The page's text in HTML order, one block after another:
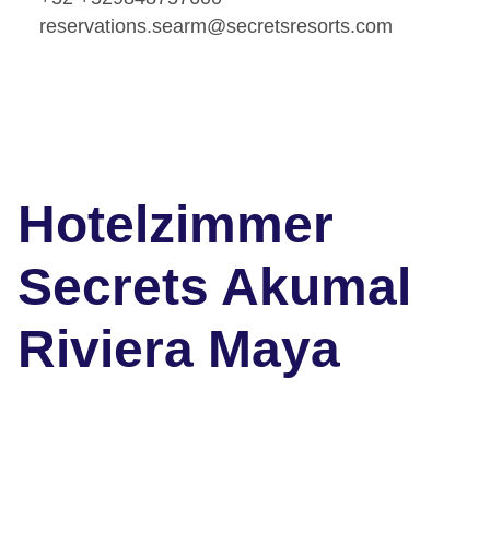
reservations.searm@secretsresorts.com
Hotelzimmer
Secrets Akumal
Riviera Maya